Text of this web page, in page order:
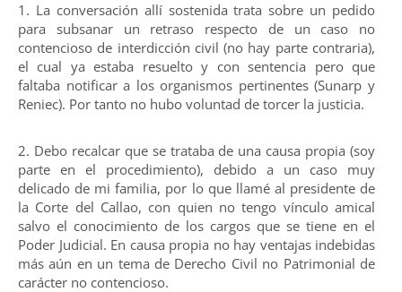
1. La conversación allí sostenida trata sobre un pedido
para subsanar un retraso respecto de un caso no
contencioso de interdicción civil (no hay parte contraria),
el cual ya estaba resuelto y con sentencia pero que
faltaba notificar a los organismos pertinentes (Sunarp y
Reniec). Por tanto no hubo voluntad de torcer la justicia.
2. Debo recalcar que se trataba de una causa propia (soy
parte en el procedimiento), debido a un caso muy
delicado de mi familia, por lo que llamé al presidente de
la Corte del Callao, con quien no tengo vínculo amical
salvo el conocimiento de los cargos que se tiene en el
Poder Judicial. En causa propia no hay ventajas indebidas
más aún en un tema de Derecho Civil no Patrimonial de
carácter no contencioso.